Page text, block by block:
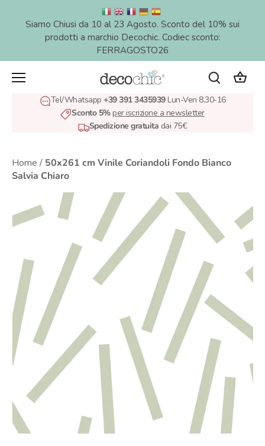
Siamo Chiusi da 10 al 23 Agosto. Sconto del 10% sui
prodotti a marchio Decochic. Codiec sconto:
FERRAGOSTO26
Tel/Whatsapp +39 391 3435939Lun-Ven 8.30-16
Sconto 5%per iscrizione a newsletter
Spedizione gratuita dai 75€
Home / 50x261 cm Vinile Coriandoli Fondo Bianco
Salvia Chiaro